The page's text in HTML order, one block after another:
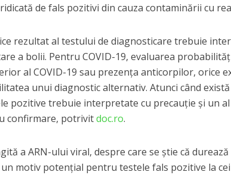
de fals pozitivi din cauza contaminării cu
rezultat al testului de diagnosticare trebuie
a bolii. Pentru COVID-19, evaluarea
al COVID-19 sau prezența anticorpilor, orice
unui diagnostic alternativ. Atunci când
pozitive trebuie interpretate cu precauție și un al
confirmare, potrivitdoc.ro.
a ARN-ului viral, despre care se știe că
motiv potențial pentru testele fals pozitive la